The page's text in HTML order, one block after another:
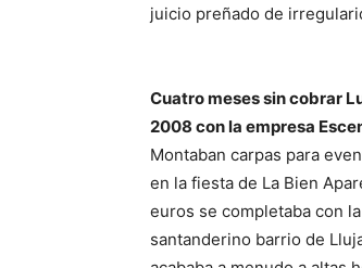
juicio preñado de
Cuatro meses sin cobrar
2008 conla empresa
Montaban carpas para
en la fiesta de La Bien
euros se completaba con
santanderino barrio de